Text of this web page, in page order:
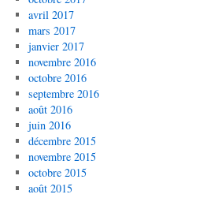
avril 2017
mars 2017
janvier 2017
novembre 2016
octobre 2016
septembre 2016
août 2016
juin 2016
décembre 2015
novembre 2015
octobre 2015
août 2015